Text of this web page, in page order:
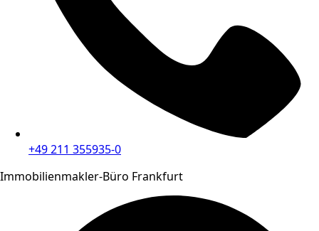
+49 211 355935-0
Immobilienmakler-Büro Frankfurt